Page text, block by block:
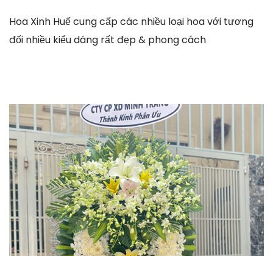
Hoa Xinh Huế cung cấp các nhiều loại hoa với tương
đối nhiều kiểu dáng rất đẹp & phong cách